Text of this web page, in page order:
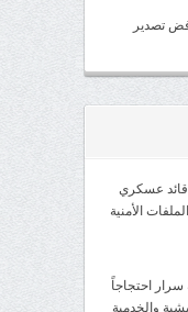
تصدير
قائد عسكري
الأمنية
احتجاجاً
والخدمية